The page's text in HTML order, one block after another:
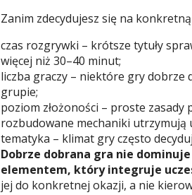
Zanim zdecydujesz się na
czas rozgrywki – krótsze tytuły
więcej niż 30–40 minut;
liczba graczy – niektóre gry dobrze
grupie;
poziom złożoności – proste
rozbudowane mechaniki utrzymują
tematyka – klimat gry często
Dobrze dobrana gra nie
elementem, który integruje
jej do konkretnej okazji, a nie